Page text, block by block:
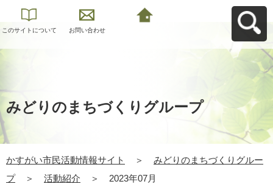
このサイトについて お問い合わせ
みどりのまちづくりグループ
かすがい市民活動情報サイト ＞
みどりのまちづくりグルー
プ
＞ 活動紹介 ＞ 2023年07月